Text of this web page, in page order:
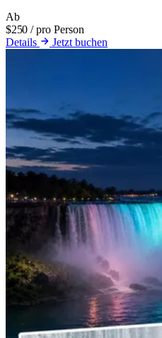
Ab
$250 / pro Person
Details
Jetzt buchen